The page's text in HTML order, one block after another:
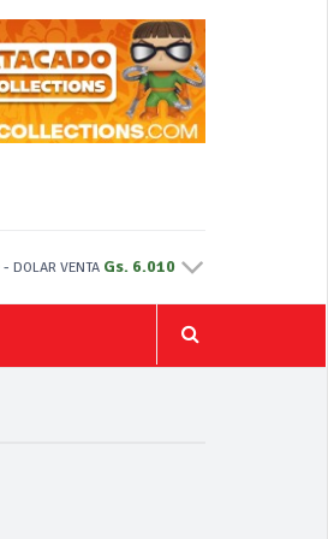
- DOLAR VENTA Gs. 6.010